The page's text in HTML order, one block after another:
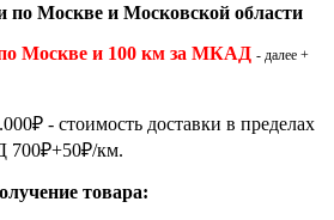
по Москве и Московской области
по Москве и 100 км за МКАД - далее +
₽ - стоимость доставки в пределах
700₽+50₽/км.
товара: